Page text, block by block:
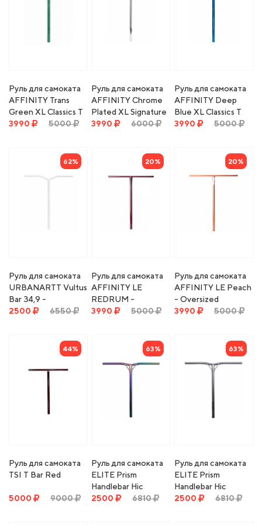
Руль для самоката
AFFINITY Trans
Green XL Classics T
Bar - Oversized
3990 5000
Руль для самоката
AFFINITY Chrome
Plated XL Signature
T Bar - Oversized
3990 6000
Руль для самоката
AFFINITY Deep
Blue XL Classics T
Bar - Standard
3990 5000
62%
Руль для самоката
URBANARTT Vultus
Bar 34,9 -
700*620Mm -
2500 6550
20%
Руль для самоката
AFFINITY LE
REDRUM -
Oversized
3990 5000
20%
Руль для самоката
AFFINITY LE Peach
- Oversized
3990
5000
44%
Руль для самоката
TSI T Bar Red
5000 9000
63%
Руль для самоката
ELITE Prism
Handlebar Hic
Oversized - 25"
2500 6810
63%
Руль для самоката
ELITE Prism
Handlebar Hic
Oversized - 25"
2500 6810